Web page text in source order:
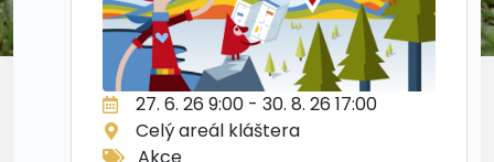
27. 6. 26 9:00 - 30. 8. 26 17:00
Celý areál kláštera